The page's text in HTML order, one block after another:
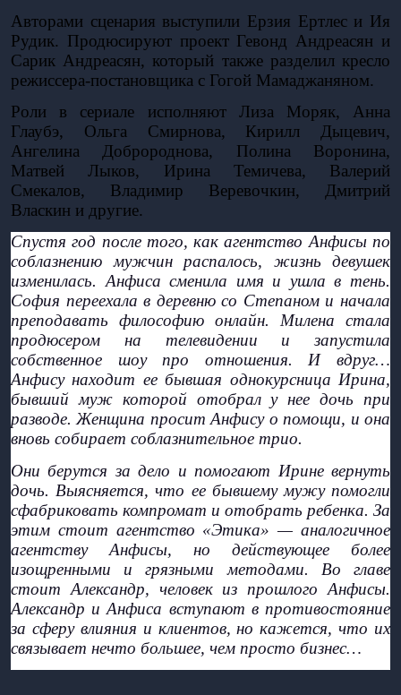
Авторами сценария выступили Ерзия Ертлес и Ия
Рудик. Продюсируют проект Гевонд Андреасян и
Сарик Андреасян, который также разделил кресло
режиссера-постановщика с Гогой Мамаджаняном.
Роли в сериале исполняют Лиза Моряк, Анна
Глаубэ, Ольга Смирнова, Кирилл Дыцевич,
Ангелина Добророднова, Полина Воронина,
Матвей Лыков, Ирина Темичева, Валерий
Смекалов, Владимир Веревочкин, Дмитрий
Власкин и другие.
Спустя год после того, как агентство Анфисы по
соблазнению мужчин распалось, жизнь девушек
изменилась. Анфиса сменила имя и ушла в тень.
София переехала в деревню со Степаном и начала
преподавать философию онлайн. Милена стала
продюсером на телевидении и запустила
собственное шоу про отношения. И вдруг…
Анфису находит ее бывшая однокурсница Ирина,
бывший муж которой отобрал у нее дочь при
разводе. Женщина просит Анфису о помощи, и она
вновь собирает соблазнительное трио.
Они берутся за дело и помогают Ирине вернуть
дочь. Выясняется, что ее бывшему мужу помогли
сфабриковать компромат и отобрать ребенка. За
этим стоит агентство «Этика» — аналогичное
агентству Анфисы, но действующее более
изощренными и грязными методами. Во главе
стоит Александр, человек из прошлого Анфисы.
Александр и Анфиса вступают в противостояние
за сферу влияния и клиентов, но кажется, что их
связывает нечто большее, чем просто бизнес…